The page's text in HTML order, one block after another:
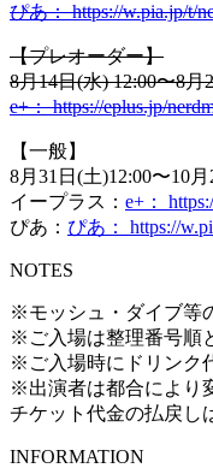
ぴあ：https://w.pia.jp/t/
【プレオーダー】
8月14日(水) 12:00〜8月
e+： https://eplus.jp/
【一般】
8月31日(土)12:00〜10
イープラス： e+：
ぴあ： ぴあ： https://
NOTES
※モッシュ・ダイブ等
※ご入場は整理番号順
※ご入場時にドリンク
※出演者は都合により
チケット代金の払戻し
INFORMATION